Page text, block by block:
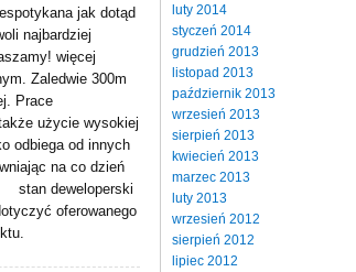
jak dotąd
najbardziej
więcej
Zaledwie 300m
Prace
użycie wysokiej
odbiega od innych
na co dzień
stan deweloperski
oferowanego
luty 2014
styczeń 2014
grudzień 2013
listopad 2013
październik 2013
wrzesień 2013
sierpień 2013
kwiecień 2013
marzec 2013
luty 2013
wrzesień 2012
sierpień 2012
lipiec 2012